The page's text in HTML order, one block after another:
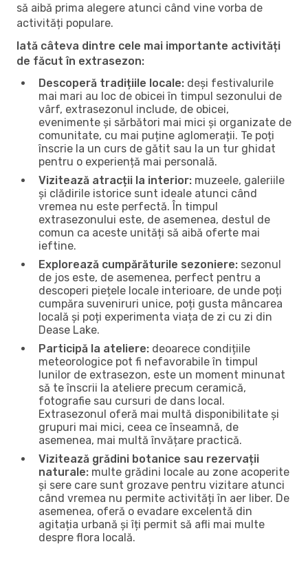
să aibă prima alegere atunci când vine vorba de
activități populare.
Iată câteva dintre cele mai importante activități
de făcut în extrasezon:
Descoperă tradițiile locale: deși festivalurile
mai mari au loc de obicei în timpul sezonului de
vârf, extrasezonul include, de obicei,
evenimente și sărbători mai mici și organizate de
comunitate, cu mai puține aglomerații. Te poți
înscrie la un curs de gătit sau la un tur ghidat
pentru o experiență mai personală.
Vizitează atracții la interior: muzeele, galeriile
și clădirile istorice sunt ideale atunci când
vremea nu este perfectă. În timpul
extrasezonului este, de asemenea, destul de
comun ca aceste unități să aibă oferte mai
ieftine.
Explorează cumpărăturile sezoniere: sezonul
de jos este, de asemenea, perfect pentru a
descoperi piețele locale interioare, de unde poți
cumpăra suveniruri unice, poți gusta mâncarea
locală și poți experimenta viața de zi cu zi din
Dease Lake.
Participă la ateliere: deoarece condițiile
meteorologice pot fi nefavorabile în timpul
lunilor de extrasezon, este un moment minunat
să te înscrii la ateliere precum ceramică,
fotografie sau cursuri de dans local.
Extrasezonul oferă mai multă disponibilitate și
grupuri mai mici, ceea ce înseamnă, de
asemenea, mai multă învățare practică.
Vizitează grădini botanice sau rezervații
naturale: multe grădini locale au zone acoperite
și sere care sunt grozave pentru vizitare atunci
când vremea nu permite activități în aer liber. De
asemenea, oferă o evadare excelentă din
agitația urbană și îți permit să afli mai multe
despre flora locală.